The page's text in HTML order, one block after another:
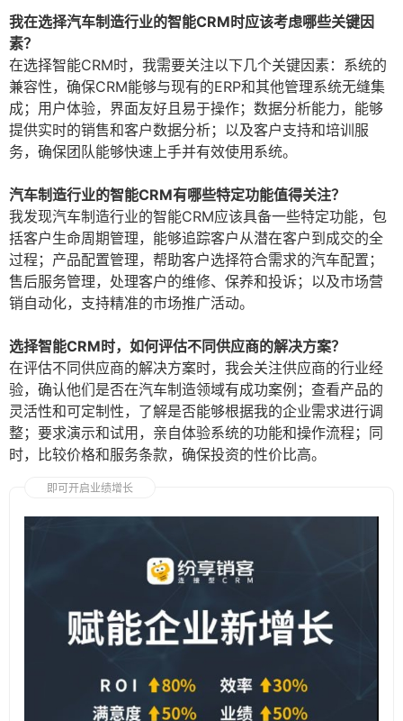
我在选择汽车制造行业的智能CRM时应该考虑哪些关键因
素？
在选择智能CRM时，我需要关注以下几个关键因素：系统的
兼容性，确保CRM能够与现有的ERP和其他管理系统无缝集
成；用户体验，界面友好且易于操作；数据分析能力，能够
提供实时的销售和客户数据分析；以及客户支持和培训服
务，确保团队能够快速上手并有效使用系统。
汽车制造行业的智能CRM有哪些特定功能值得关注？
我发现汽车制造行业的智能CRM应该具备一些特定功能，包
括客户生命周期管理，能够追踪客户从潜在客户到成交的全
过程；产品配置管理，帮助客户选择符合需求的汽车配置；
售后服务管理，处理客户的维修、保养和投诉；以及市场营
销自动化，支持精准的市场推广活动。
选择智能CRM时，如何评估不同供应商的解决方案？
在评估不同供应商的解决方案时，我会关注供应商的行业经
验，确认他们是否在汽车制造领域有成功案例；查看产品的
灵活性和可定制性，了解是否能够根据我的企业需求进行调
整；要求演示和试用，亲自体验系统的功能和操作流程；同
时，比较价格和服务条款，确保投资的性价比高。
即可开启业绩增长